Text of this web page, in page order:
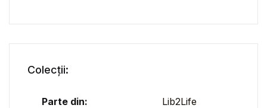
Colecții:
Parte din: Lib2Life